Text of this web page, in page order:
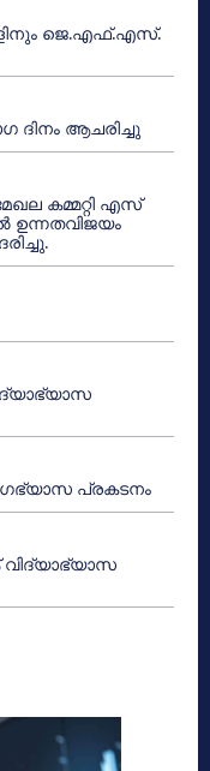
ജെ.എഫ്.എസ്.
ദിനം ആചരിച്ചു
കമ്മറ്റി എസ്
പ്രകടനം